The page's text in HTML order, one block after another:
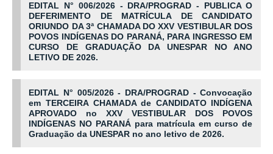
EDITAL N° 006/2026 - DRA/PROGRAD - PUBLICA O
DEFERIMENTO DE MATRÍCULA DE CANDIDATO
ORIUNDO DA 3ª CHAMADA DO XXV VESTIBULAR DOS
POVOS INDÍGENAS DO PARANÁ, PARA INGRESSO EM
CURSO DE GRADUAÇÃO DA UNESPAR NO ANO
LETIVO DE 2026.
EDITAL N° 005/2026 - DRA/PROGRAD - Convocação
em TERCEIRA CHAMADA de CANDIDATO INDÍGENA
APROVADO no XXV VESTIBULAR DOS POVOS
INDÍGENAS NO PARANÁ para matrícula em curso de
Graduação da UNESPAR no ano letivo de 2026.